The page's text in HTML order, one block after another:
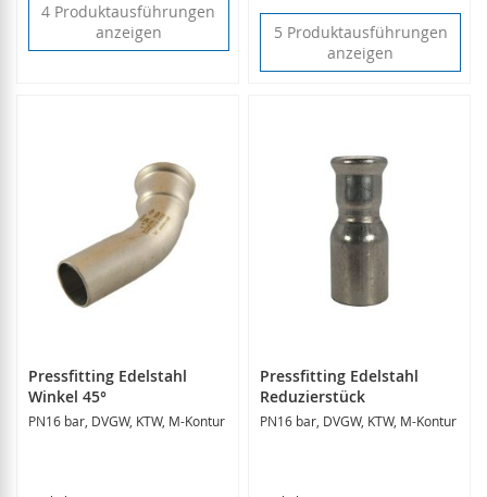
4 Produktausführungen
anzeigen
5 Produktausführungen
anzeigen
Pressfitting Edelstahl
Winkel 45°
PN16 bar, DVGW, KTW, M-Kontur
Pressfitting Edelstahl
Reduzierstück
PN16 bar, DVGW, KTW, M-Kontur